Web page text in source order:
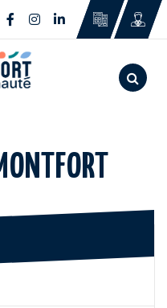
Lien vers le compte
Lien vers le compte
Lien vers le
Aller